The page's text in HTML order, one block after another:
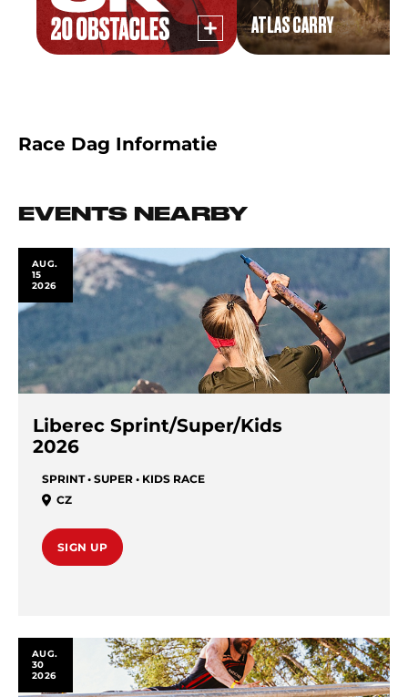
ATLAS CARRY
Race Dag Informatie
EVENTS NEARBY
AUG.
15
2026
Liberec Sprint/Super/Kids
2026
SPRINT • SUPER • KIDS RACE
CZ
SIGN UP
AUG.
30
2026